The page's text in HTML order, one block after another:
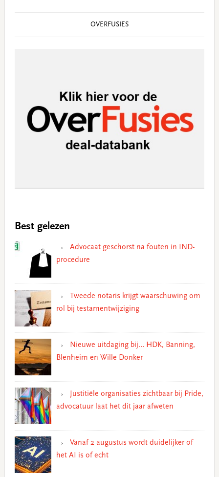
OVERFUSIES
Best gelezen
Advocaat geschorst na fouten in IND-
procedure
Tweede notaris krijgt waarschuwing om
rol bij testamentwijziging
Nieuwe uitdaging bij… HDK, Banning,
Blenheim en Wille Donker
Justitiële organisaties zichtbaar bij Pride,
advocatuur laat het dit jaar afweten
Vanaf 2 augustus wordt duidelijker of
het AI is of echt